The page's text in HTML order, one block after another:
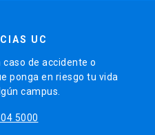
UC
de accidente o
ponga en riesgo tu vida
campus.
5000